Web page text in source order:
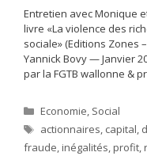
Entretien avec Monique
livre «La violence des
sociale» (Editions Zones
Yannick Bovy — Janvier
par la FGTB wallonne &
Catégories
Economie, Social
Étiquettes
actionnaires, capital,
fraude,inégalités,profit,